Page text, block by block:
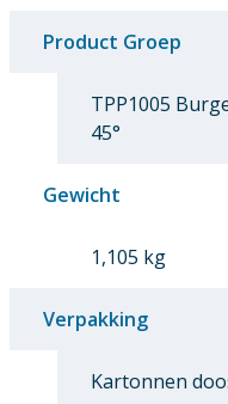
Product Groep
TPP1005
45°
Gewicht
1,105 kg
Verpakking
Kartonnen